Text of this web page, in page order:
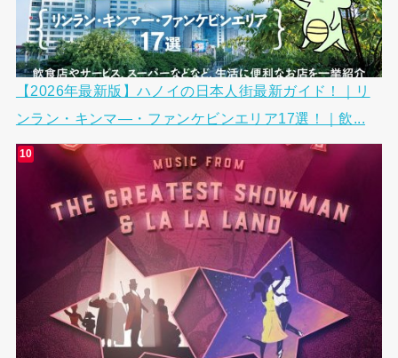
【2026年最新版】ハノイの日本人街最新ガイド！｜リ
ンラン・キンマ―・ファンケビンエリア17選！｜飲...